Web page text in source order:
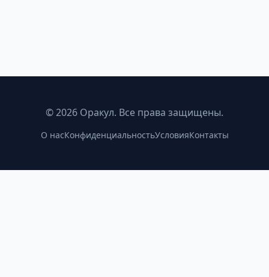
©2026 Оракул. Все права защищены.
О насКонфиденциальностьУсловияКонтакты